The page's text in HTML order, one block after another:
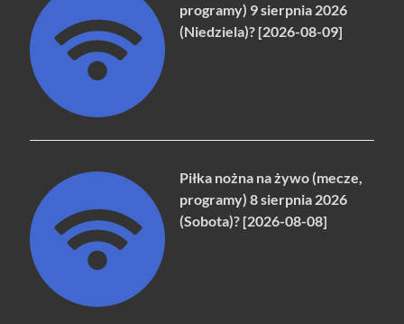
programy) 9 sierpnia 2026
(Niedziela)? [2026-08-09]
Piłka nożna na żywo (mecze,
programy) 8 sierpnia 2026
(Sobota)? [2026-08-08]